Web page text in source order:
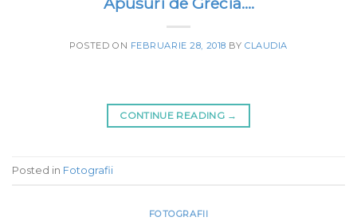
POSTED ON FEBRUARIE 28, 2018 BYCLAUDIA
CONTINUE READING →
Posted in Fotografii
FOTOGRAFII